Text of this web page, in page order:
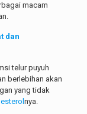
macam
dan
telur puyuh
berlebihan akan
yang tidak
nya.